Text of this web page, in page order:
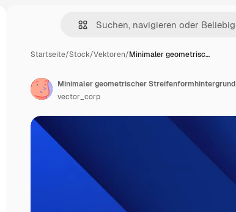
Startseite/Stock/Vektoren/Minimaler geometrisc…
Minimaler geometrischer Streifenformhintergrund
vector_corp